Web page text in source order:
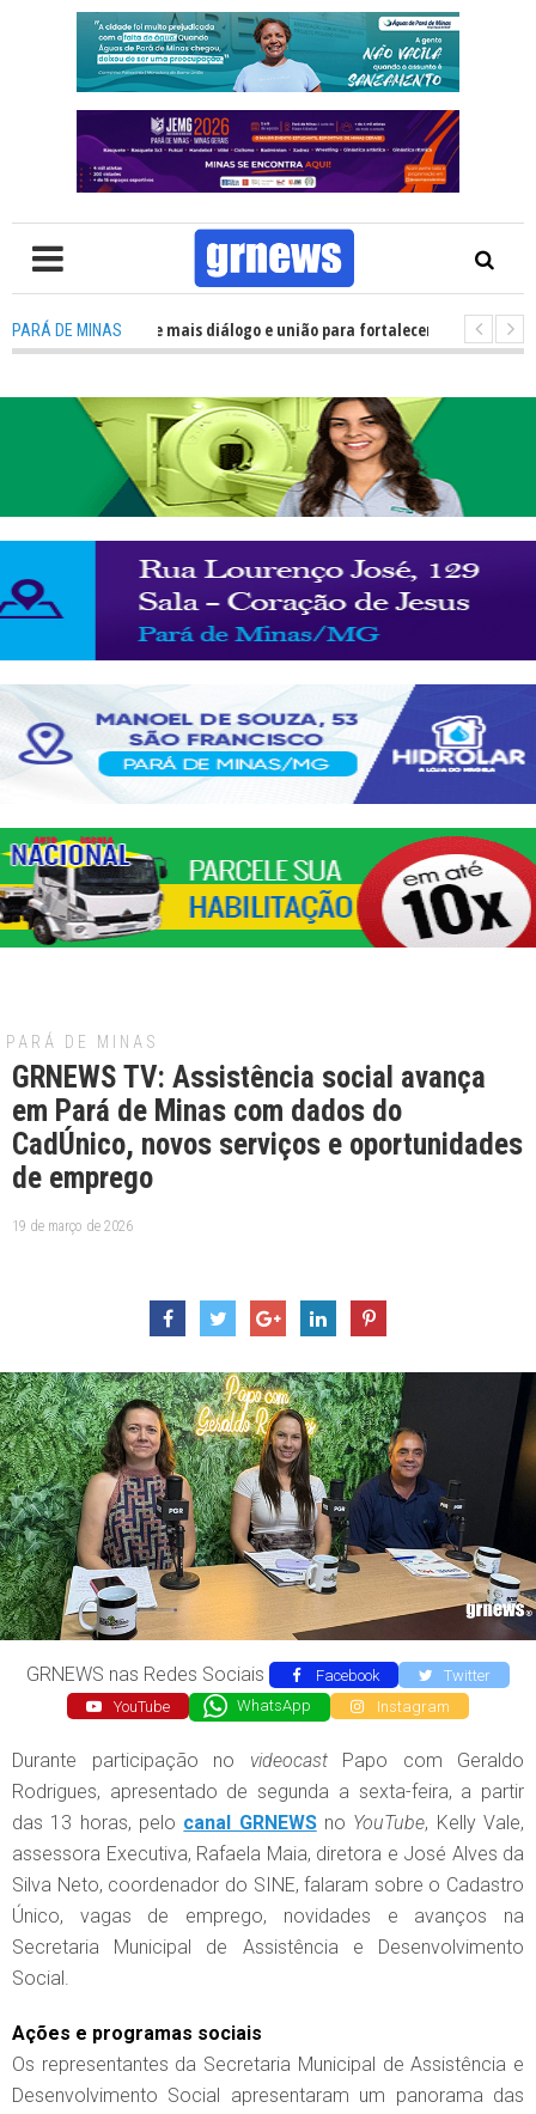
PARÁ DE MINAS
precisa de mais diálogo e união para fortalecer Minas e Pará de
PARÁ DE MINAS
GRNEWS TV: Assistência social avança
em Pará de Minas com dados do
CadÚnico, novos serviços e oportunidades
de emprego
19 de março de 2026
GRNEWS nas Redes Sociais Facebook
Twitter
YouTube
WhatsApp Instagram
Durante participação no videocastPapo com Geraldo
Rodrigues, apresentado de segunda a sexta-feira, a partir
das 13 horas, pelo canal GRNEWSno YouTube, Kelly Vale,
assessora Executiva, Rafaela Maia, diretora e José Alves da
Silva Neto, coordenador do SINE, falaram sobre o Cadastro
Único, vagas de emprego, novidades e avanços na
Secretaria Municipal de Assistência e Desenvolvimento
Social.
Ações e programas sociais
Os representantes da Secretaria Municipal de Assistência e
Desenvolvimento Social apresentaram um panorama das